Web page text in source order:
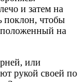
и затем на
поклон, чтобы
положенный на
или
рукой своей по